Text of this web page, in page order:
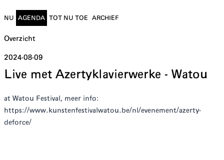
NU AGENDA TOT NU TOE ARCHIEF
Overzicht
2024-08-09
Live met Azertyklavierwerke - Watou
a t Watou Festival, meer info:
https://www.kunstenfestivalwatou.be/nl/evenement/azerty-
deforce/